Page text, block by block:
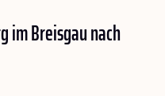
im Breisgau nach